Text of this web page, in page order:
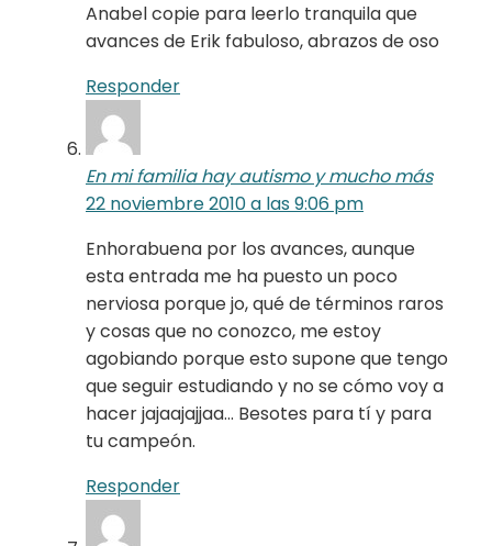
Anabel copie para leerlo tranquila que
avances de Erik fabuloso, abrazos de oso
Responder
En mi familia hay autismo y mucho más
22 noviembre 2010 a las 9:06 pm
Enhorabuena por los avances, aunque
esta entrada me ha puesto un poco
nerviosa porque jo, qué de términos raros
y cosas que no conozco, me estoy
agobiando porque esto supone que tengo
que seguir estudiando y no se cómo voy a
hacer jajaajajjaa… Besotes para tí y para
tu campeón.
Responder